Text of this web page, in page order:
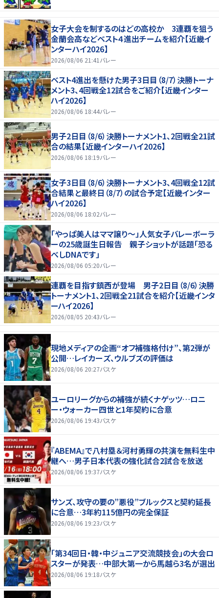
女子大会を制するのはどの高校か 3連覇を狙う
金蘭会高などベスト４進出チームを紹介【近畿イ
ンターハイ2026】
2026/08/06 21:41 バレー
ベスト4進出を懸けた男子3日目（8/7）決勝トーナ
メント3、4回戦全12試合をご紹介【近畿インター
ハイ2026】
2026/08/06 18:44バレー
男子2日目（8/6）決勝トーナメント1、2回戦全21試
合の結果【近畿インターハイ2026】
2026/08/06 18:19バレー
女子3日目（8/6）決勝トーナメント3、4回戦全12試
合結果と最終日（8/7）の試合予定【近畿インター
ハイ2026】
2026/08/06 18:02バレー
「やっぱ美人はママ譲り～」人気女子バレーボーラ
ーの25歳誕生日報告 親子ショットが話題「恐る
べしDNAです」
2026/08/06 05:20バレー
連覇を目指す鎮西が登場 男子2日目（8/6）決勝
トーナメント1、2回戦全21試合を紹介【近畿インタ
ーハイ2026】
2026/08/05 20:43バレー
現地メディアの企画“オフ補強格付け”、第2弾が
公開…レイカーズ、ウルブズの評価は
2026/08/06 20:27バスケ
ユーロリーグからの補強が続くナゲッツ…ロニ
ー・ウォーカー四世と1年契約に合意
2026/08/06 19:43バスケ
『ABEMA』で八村塁＆河村勇輝の共演を無料生中
継へ…男子日本代表の強化試合2試合を放送
2026/08/06 19:37バスケ
サンズ、攻守の要の”悪役”ブルックスと契約延長
に合意…3年約115億円の完全保証
2026/08/06 19:23バスケ
「第34回日・韓・中ジュニア交流競技会」の大会ロ
スターが発表…中部大第一から馬越ら3名が選出
2026/08/06 19:18バスケ